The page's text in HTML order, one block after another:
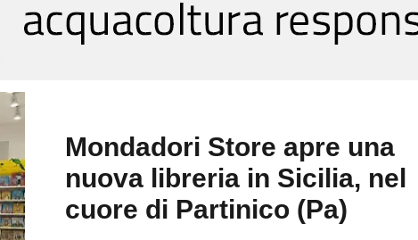
Mondadori Store apre una
nuova libreria in Sicilia, nel
cuore di Partinico (Pa)